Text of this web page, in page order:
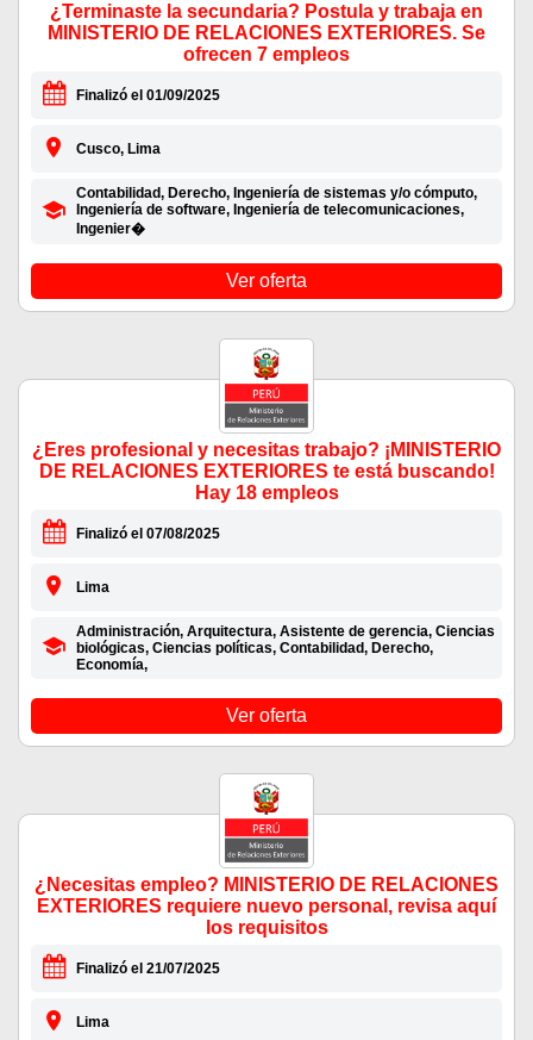
¿Terminaste la secundaria? Postula y trabaja en
MINISTERIO DE RELACIONES EXTERIORES. Se
ofrecen 7 empleos
Finalizó el 01/09/2025
Cusco, Lima
Contabilidad, Derecho, Ingeniería de sistemas y/o cómputo,
Ingeniería de software, Ingeniería de telecomunicaciones,
Ingenier�
Ver oferta
¿Eres profesional y necesitas trabajo? ¡MINISTERIO
DE RELACIONES EXTERIORES te está buscando!
Hay 18 empleos
Finalizó el 07/08/2025
Lima
Administración, Arquitectura, Asistente de gerencia, Ciencias
biológicas, Ciencias políticas, Contabilidad, Derecho,
Economía,
Ver oferta
¿Necesitas empleo? MINISTERIO DE RELACIONES
EXTERIORES requiere nuevo personal, revisa aquí
los requisitos
Finalizó el 21/07/2025
Lima